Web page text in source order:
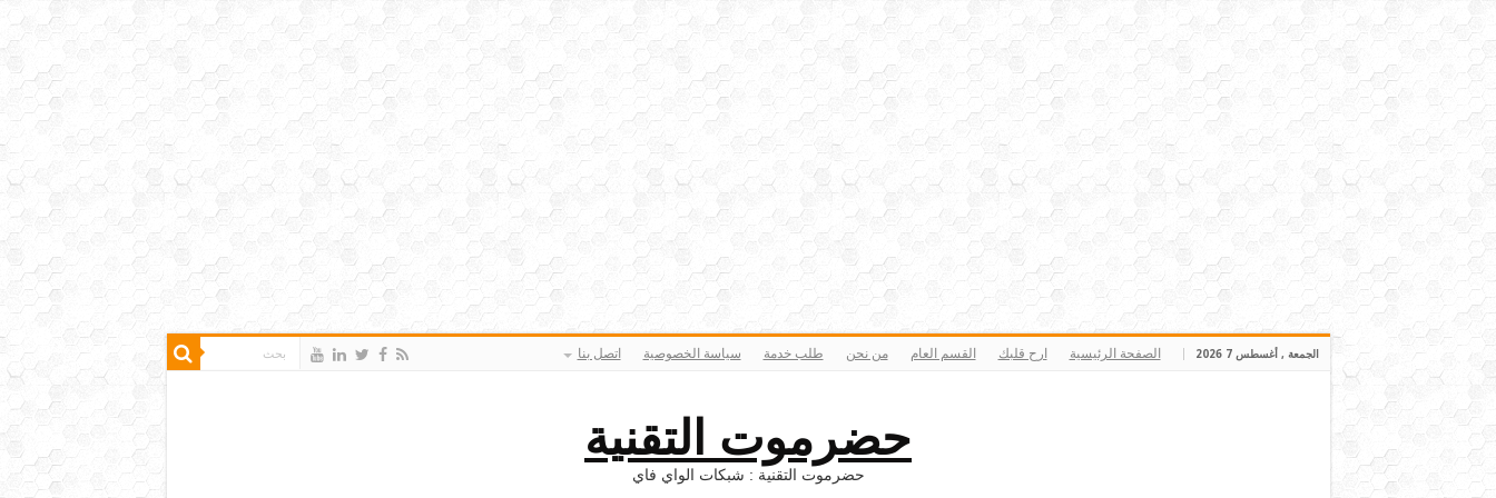
الجمعة , أغسطس 7 2026 الصفحة الرئيسية ارح قلبك القسم العام من نحن طلب خدمة سياسة الخصوصية اتصل بنا
حضرموت التقنية
حضرموت التقنية : شبكات الواي فاي